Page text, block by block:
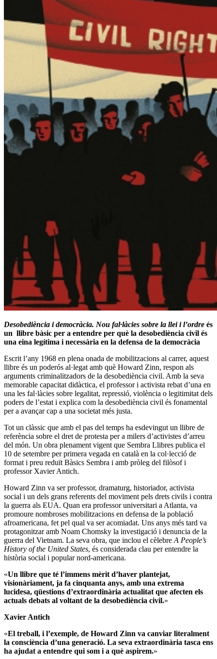
Desobediència i democràcia. Nou fal·làcies sobre la llei i l’ordre és
un llibre bàsic per a entendre per què la desobediència civil és
una eina legítima i necessària en la defensa de la democràcia
Escrit l’any 1968 en plena onada de mobilitzacions al carrer, aquest
llibre és un poderós al·legat amb què Howard Zinn, respon als
arguments criminalitzadors de la desobediència civil. Amb la seva
memorable capacitat didàctica, el professor i activista rebat d’una en
una les fal·làcies sobre legalitat, repressió, violència o legitimitat dels
poders de l’estat i explica com la desobediència civil és fonamental
per a avançar cap a una societat més justa.
Tot un clàssic que amb el pas del temps ha esdevingut un llibre de
referència sobre el dret de protesta per a milers d’activistes d’arreu
del món. Un obra plenament vigent que Sembra Llibres publica el
10 de setembre per primera vegada en català en la col·lecció de
format i preu reduït Bàsics Sembra i amb pròleg del filòsof i
professor Xavier Antich.
Howard Zinn va ser professor, dramaturg, historiador, activista
social i un dels grans referents del moviment pels drets civils i contra
la guerra als EUA. Quan era professor universitari a Atlanta, va
promoure nombroses mobilitzacions en defensa de la població
afroamericana, fet pel qual va ser acomiadat. Uns anys més tard va
protagonitzar amb Noam Chomsky la investigació i denuncia de la
guerra del Vietnam. La seva obra, que inclou el cèlebre A People’s
History of the United States, és considerada clau per entendre la
història social i popular nord-americana.
«Un llibre que té l’immens mèrit d’haver plantejat,
visionàriament, ja fa cinquanta anys, amb una extrema
lucidesa, qüestions d’extraordinària actualitat que afecten els
actuals debats al voltant de la desobediència civil.»
Xavier Antich
«El treball, i l’exemple, de Howard Zinn va canviar literalment
la consciència d’una generació. La seva extraordinària tasca ens
ha ajudat a entendre qui som i a què aspirem.»